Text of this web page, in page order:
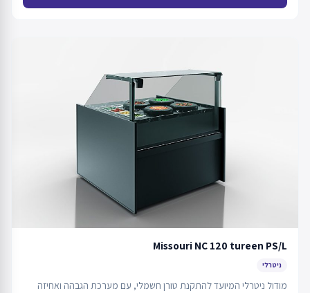
Missouri NC 120 tureen PS/L
ניטרלי
מודול ניטרלי המיועד להתקנת טורן חשמלי, עם מערכת הגבהה ואחיזה